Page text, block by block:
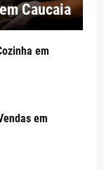
Caucaia
em
em